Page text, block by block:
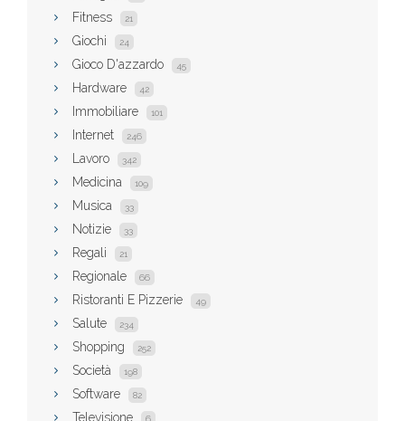
Fitness 21
Giochi 24
Gioco D'azzardo 45
Hardware 42
Immobiliare 101
Internet 246
Lavoro 342
Medicina 109
Musica 33
Notizie 33
Regali 21
Regionale 66
Ristoranti E Pizzerie 49
Salute 234
Shopping 252
Società 198
Software 82
Televisione 6